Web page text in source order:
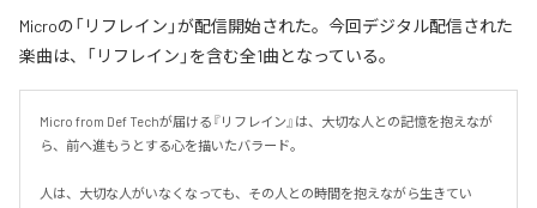
Microの「リフレイン」が配信開始された。今回デジタル配信された
楽曲は、「リフレイン」を含む全1曲となっている。
Micro from Def Techが届ける『リフレイン』は、大切な人との記憶を抱えなが
ら、前へ進もうとする心を描いたバラード。
人は、大切な人がいなくなっても、その人との時間を抱えながら生きてい